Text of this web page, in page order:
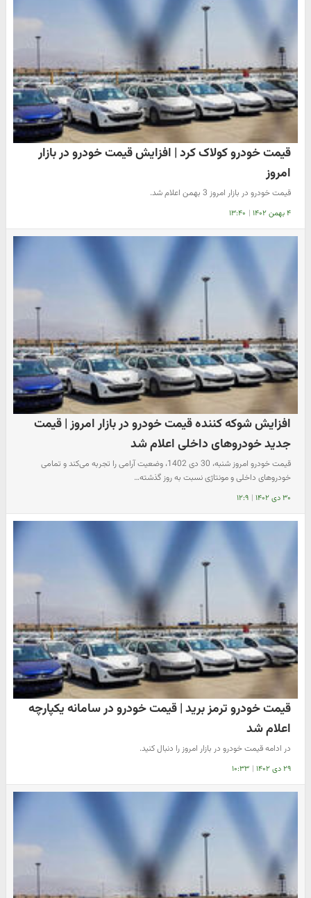
قیمت خودرو کولاک کرد | افزایش قیمت خودرو در بازار
امروز
قیمت خودرو در بازار امروز 3 بهمن اعلام شد.
۴ بهمن ۱۴۰۲ | ۱۳:۴۰
افزایش شوکه کننده قیمت خودرو در بازار امروز | قیمت
جدید خودروهای داخلی اعلام شد
قیمت خودرو امروز شنبه، 30 دی 1402، وضعیت آرامی را تجربه می‌کند و تمامی
خودروهای داخلی و مونتاژی نسبت به روز گذشته…
۳۰ دی ۱۴۰۲ | ۱۲:۹
قیمت خودرو ترمز برید | قیمت خودرو در سامانه یکپارچه
اعلام شد
در ادامه قیمت خودرو در بازار امروز را دنبال کنید.
۲۹ دی ۱۴۰۲ | ۱۰:۳۳